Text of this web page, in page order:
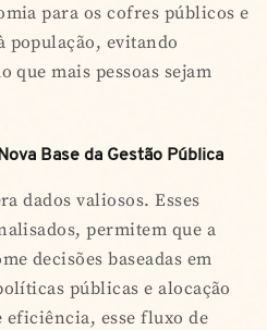
para os cofres públicos e
população, evitando
que mais pessoas sejam
Base da Gestão Pública
dados valiosos. Esses
permitem que a
decisões baseadas em
públicas e alocação
eficiência, esse fluxo de